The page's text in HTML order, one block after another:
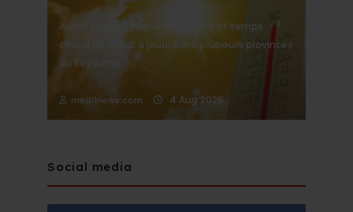
Alerte Météo : Vague de chaleur et temps
chaud de mardi à jeudi dans plusieurs provinces
du Royaume
medi1news.com 4 Aug 2026
Social media